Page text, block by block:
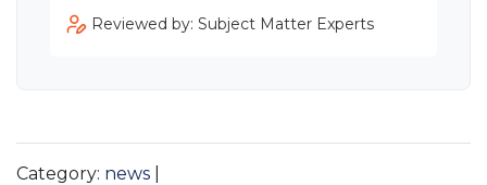
Reviewed by: Subject Matter Experts
Category: news